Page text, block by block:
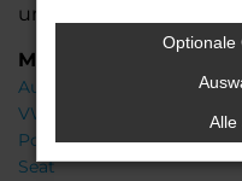
und dem Service, den
Marken
Audi
VW
Porsche
Seat
Optionale
Alle